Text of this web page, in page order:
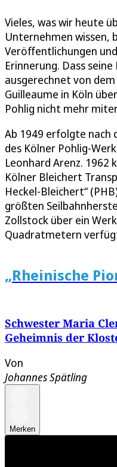
Vieles, was wir heute
Unternehmen wissen,
Veröffentlichungen
Erinnerung. Dass
ausgerechnet von
Guilleaume in Köln
Pohlig nicht mehr
Ab 1949 erfolgte nach
des Kölner Pohlig-
Leonhard Arenz. 1962
Kölner Bleichert
Heckel-Bleichert“
größten
Zollstock über ein
Quadratmetern
„Rheinische
Schwester Maria
Geheimnis der
Von
Johannes Spätling
Merken